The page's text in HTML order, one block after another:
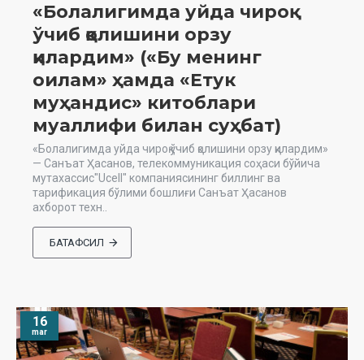
«Болалигимда уйда чироқ
ўчиб қолишини орзу
қилардим» («Бу менинг
оилам» ҳамда «Етук
муҳандис» китоблари
муаллифи билан суҳбат)
«Болалигимда уйда чироқ ўчиб қолишини орзу қилардим»
— Санъат Ҳасанов, телекоммуникация соҳаси бўйича
мутахассис"Ucell" компаниясининг биллинг ва
тарификация бўлими бошлиғи Санъат Ҳасанов
ахборот техн..
БАТАФСИЛ
16
mar